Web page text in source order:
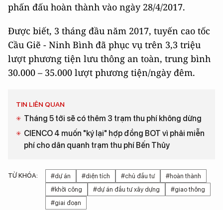
phấn đấu hoàn thành vào ngày 28/4/2017.
Được biết, 3 tháng đầu năm 2017, tuyến cao tốc
Cầu Giẽ - Ninh Bình đã phục vụ trên 3,3 triệu
lượt phương tiện lưu thông an toàn, trung bình
30.000 – 35.000 lượt phương tiện/ngày đêm.
TIN LIÊN QUAN
Tháng 5 tới sẽ có thêm 3 trạm thu phí không dừng
CIENCO 4 muốn "ký lại" hợp đồng BOT vì phải miễn
phí cho dân quanh trạm thu phí Bến Thủy
TỪ KHÓA: #dự án #diện tích #chủ đầu tư
#hoàn thành
#khởi công
#dự án đầu tư xây dựng
#giao thông
#giai đoạn